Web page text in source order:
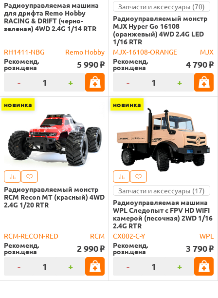
Радиоуправляемая машина
для дрифта Remo Hobby
RACING & DRIFT (черно-
зеленая) 4WD 2.4G 1/14 RTR
RH1411-NBG
Remo Hobby
Рекоменд.
розн.цена 5 990 o
- +
Запчасти и аксессуары (70)
Радиоуправляемый монстр
MJX Hyper Go 16108
(оранжевый) 4WD 2.4G LED
1/16 RTR
MJX-16108-ORANGE
MJX
Рекоменд.
розн.цена 4 790 o
- +
новинка
Радиоуправляемый монстр
RCM Recon MT (красный) 4WD
2.4G 1/20 RTR
RCM-RECON-RED
RCM
Рекоменд.
розн.цена 2 990 o
- +
новинка
Запчасти и аксессуары (17)
Радиоуправляемая машина
WPL Следопыт с FPV HD WIFI
камерой (песочная) 2WD 1/16
2.4G RTR
CX002-C-Y
WPL
Рекоменд.
розн.цена 3 790 o
- +